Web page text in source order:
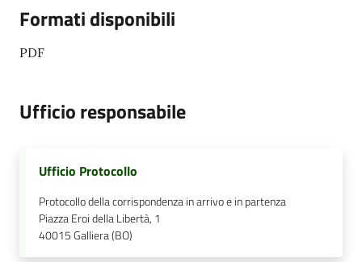
Formati disponibili
PDF
Ufficio responsabile
Ufficio Protocollo
Protocollo della corrispondenza in arrivo e in partenza
Piazza Eroi della Libertà, 1
40015Galliera (BO)